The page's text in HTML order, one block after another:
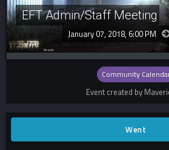
EFT Admin/Staff Meeting
January 07, 2018, 6:00 PM
Community
Event created by
Went